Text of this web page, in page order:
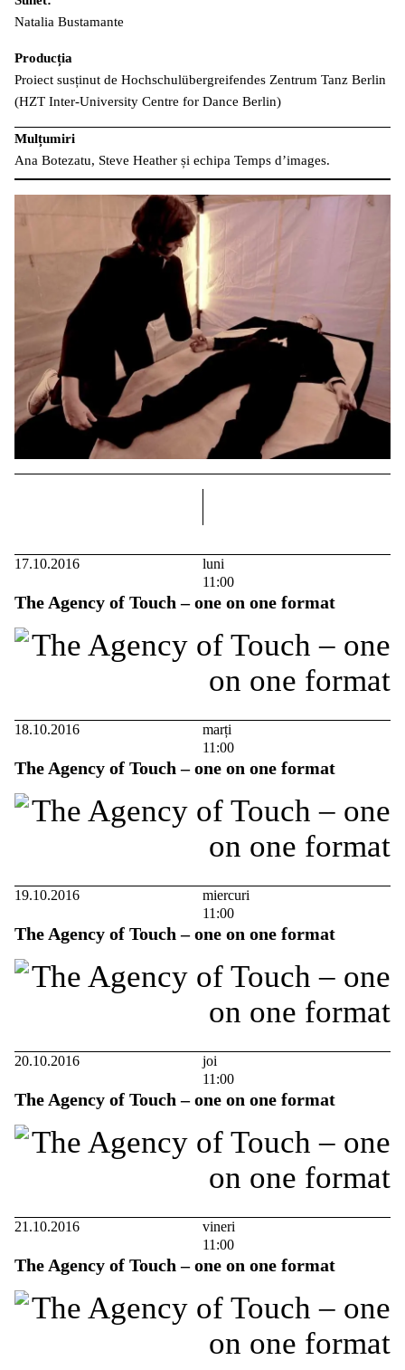
Natalia Bustamante
Producția
Proiect susținut de Hochschulübergreifendes Zentrum Tanz Berlin
(HZT Inter-University Centre for Dance Berlin)
Mulțumiri
Ana Botezatu, Steve Heather și echipa Temps d’images.
17.10.2016
luni
11:00
The Agency of Touch – one on one format
18.10.2016
marți
11:00
The Agency of Touch – one on one format
19.10.2016
miercuri
11:00
The Agency of Touch – one on one format
20.10.2016
joi
11:00
The Agency of Touch – one on one format
21.10.2016
vineri
11:00
The Agency of Touch – one on one format